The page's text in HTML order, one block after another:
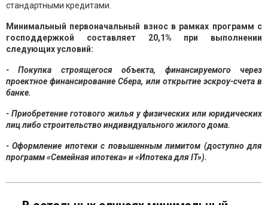
стандартными кредитами.
Минимальный первоначальный взнос в рамках программ с
господдержкой составляет 20,1% при выполнении
следующих условий:
- Покупка строящегося объекта, финансируемого через
проектное финансирование Сбера, или открытие эскроу-счета в
банке.
- Приобретение готового жилья у физических или юридических
лиц либо строительство индивидуального жилого дома.
- Оформление ипотеки с повышенным лимитом (доступно для
программ «Семейная ипотека» и «Ипотека для IT»).